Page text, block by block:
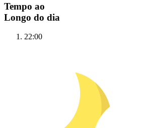
Tempo ao
Longo do dia
22:00